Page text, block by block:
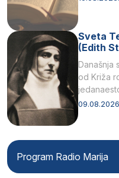
Sveta
(Edith
Današnja
od Križa
listopada
Program Radio Marija